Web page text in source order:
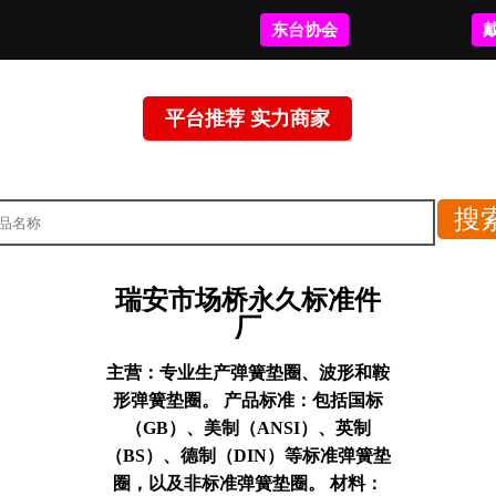
东台协会
平台推荐 实力商家
瑞安市场桥永久标准件
厂
主营： 专业生产弹簧垫圈、波形和鞍
形弹簧垫圈。 产品标准：包括国标
（GB）、美制（ANSI）、英制
（BS）、德制（DIN）等标准弹簧垫
圈，以及非标准弹簧垫圈。 材料：